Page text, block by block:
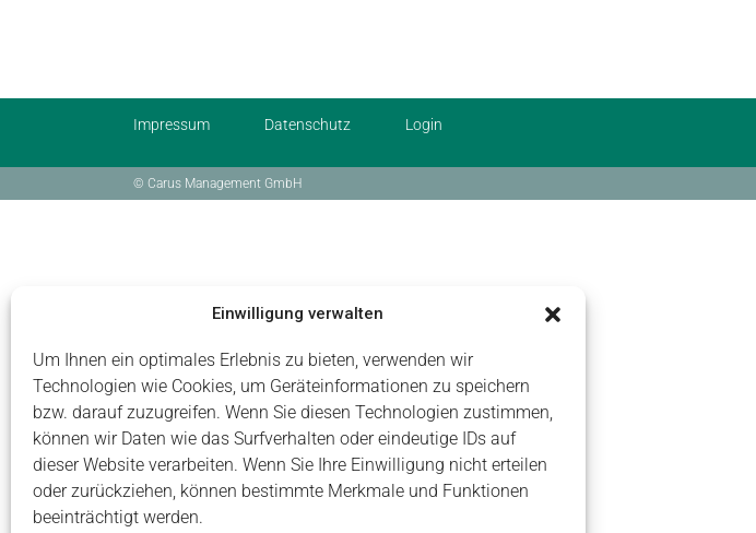
Einwilligung verwalten
Um Ihnen ein optimales Erlebnis zu bieten, verwenden wir
Technologien wie Cookies, um Geräteinformationen zu speichern
bzw. darauf zuzugreifen. Wenn Sie diesen Technologien zustimmen,
können wir Daten wie das Surfverhalten oder eindeutige IDs auf
dieser Website verarbeiten. Wenn Sie Ihre Einwilligung nicht erteilen
oder zurückziehen, können bestimmte Merkmale und Funktionen
beeinträchtigt werden.
Impressum Datenschutz Login
© Carus Management GmbH